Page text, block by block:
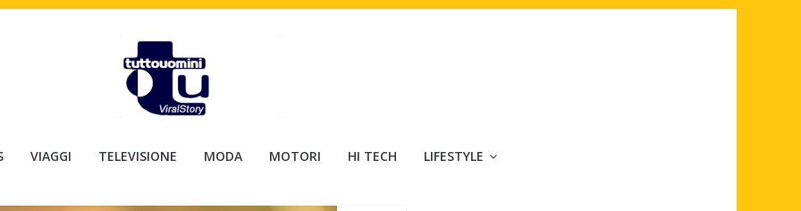
VIAGGI TELEVISIONE MODA MOTORI HI TECH LIFESTYLE